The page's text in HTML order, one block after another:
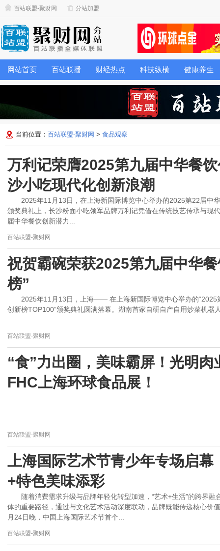
百站联盟-聚财网 分站加盟
网站首页 百站联播 财经热点 科技纵横 健康养生
当前位置： 百站联盟-聚财网 > 食品观察
万利记荣膺2025第九届中华餐
沙小吃现代化创新浪潮
2025年11月13日，在上海新国际博览中心举办的2025第22届中
颁奖典礼上，长沙粉面小吃领军品牌万利记凭借在传统技艺传承与现
届中华餐饮创新潜力...
百站联盟-聚财网
祝贺霸碗荣获2025第九届中华
榜”
2025年11月13日，上海—— 在上海新国际博览中心举办的“2025
创新榜TOP100”颁奖典礼圆满落幕。湖南首家自研自产自用炒菜机器
百站联盟-聚财网
“食”力出圈，美味霸屏！光明
FHC上海环球食品展！
百站联盟-聚财网
上海国际艺术节青少年专场启
+特色美味添彩
随着消费需求升级与品牌年轻化转型加速，“艺术+生活”的跨界
体的重要路径，通过与文化艺术活动深度联动，品牌既能传递核心价
月24日晚，中国上海国际艺术节首个...
百站联盟-聚财网